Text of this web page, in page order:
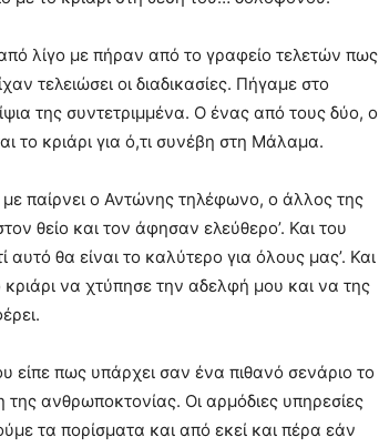
λίγο με πήραν από το γραφείο τελετών πως
τελειώσει οι διαδικασίες. Πήγαμε στο
της συντετριμμένα. Ο ένας από τους δύο, ο
το κριάρι για ό,τι συνέβη στη Μάλαμα.
παίρνει ο Αντώνης τηλέφωνο, ο άλλος της
θείο και τον άφησαν ελεύθερο’. Και του
θα είναι το καλύτερο για όλους μας’. Και
να χτύπησε την αδελφή μου και να της
είπε πως υπάρχει σαν ένα πιθανό σενάριο το
ανθρωποκτονίας. Οι αρμόδιες υπηρεσίες
τα πορίσματα και από εκεί και πέρα εάν